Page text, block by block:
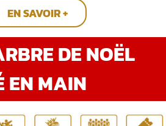
EN SAVOIR +
DE NOËL
EN MAIN